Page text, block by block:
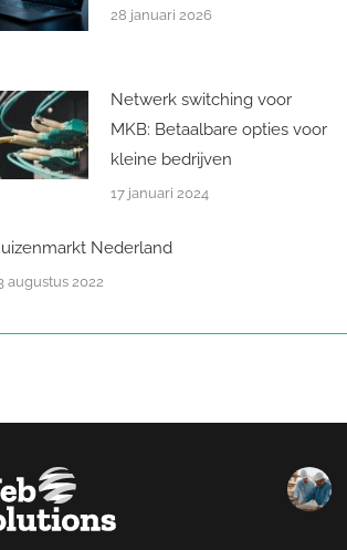
28 januari 2026
Netwerk switching voor
MKB: Betaalbare opties voor
kleine bedrijven
17 januari 2024
Nederland
augustus 2022